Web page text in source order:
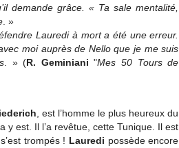
demande grâce. « Ta sale mentalité,
. »
Lauredi à mort a été une erreur.
moi auprès de Nello que je me suis
. » (R. Geminiani "Mes 50 Tours de
, est l’homme le plus heureux du
y est. Il l’a revêtue, cette Tunique. Il est
trompés ! Lauredi possède encore